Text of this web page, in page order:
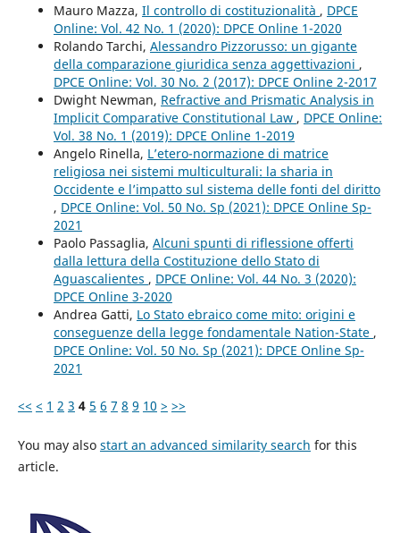
Mauro Mazza, Il controllo di costituzionalità , DPCE
Online: Vol. 42 No. 1 (2020): DPCE Online 1-2020
Rolando Tarchi, Alessandro Pizzorusso: un gigante
della comparazione giuridica senza aggettivazioni ,
DPCE Online: Vol. 30 No. 2 (2017): DPCE Online 2-2017
Dwight Newman, Refractive and Prismatic Analysis in
Implicit Comparative Constitutional Law , DPCE Online:
Vol. 38 No. 1 (2019): DPCE Online 1-2019
Angelo Rinella, L’etero-normazione di matrice
religiosa nei sistemi multiculturali: la sharia in
Occidente e l’impatto sul sistema delle fonti del diritto
, DPCE Online: Vol. 50 No. Sp (2021): DPCE Online Sp-
2021
Paolo Passaglia, Alcuni spunti di riflessione offerti
dalla lettura della Costituzione dello Stato di
Aguascalientes , DPCE Online: Vol. 44 No. 3 (2020):
DPCE Online 3-2020
Andrea Gatti, Lo Stato ebraico come mito: origini e
conseguenze della legge fondamentale Nation-State ,
DPCE Online: Vol. 50 No. Sp (2021): DPCE Online Sp-
2021
<< < 1 2 3 4 5 6 7 8 9 10 > >>
You may also start an advanced similarity search for this
article.